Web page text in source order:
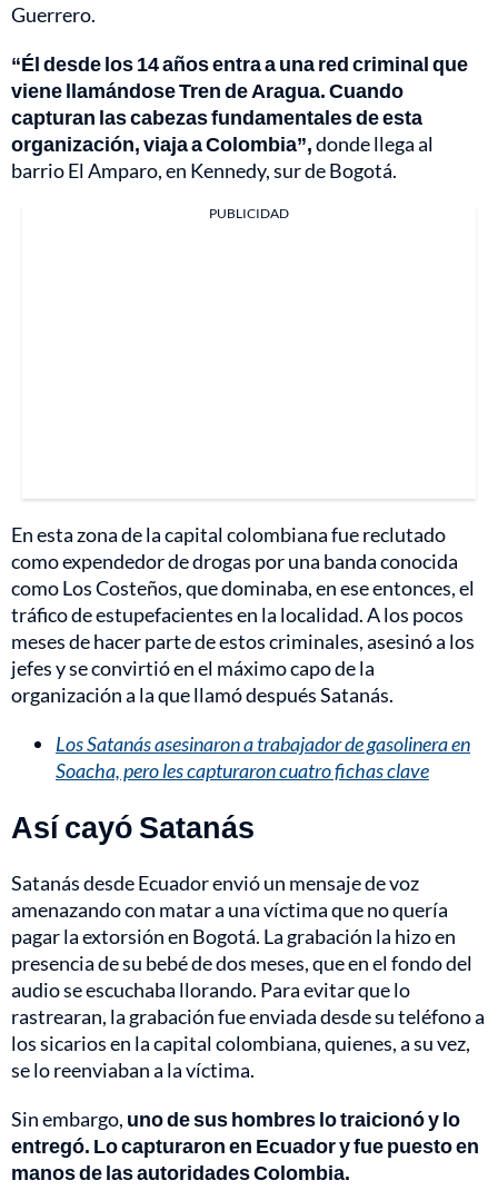
Guerrero.
“Él desde los 14 años entra a una red criminal que
viene llamándose Tren de Aragua. Cuando
capturan las cabezas fundamentales de esta
organización, viaja a Colombia”,donde llega al
barrio El Amparo, en Kennedy, sur de Bogotá.
PUBLICIDAD
En esta zona de la capital colombiana fue reclutado
como expendedor de drogas por una banda conocida
como Los Costeños, que dominaba, en ese entonces, el
tráfico de estupefacientes en la localidad. A los pocos
meses de hacer parte de estos criminales, asesinó a los
jefes y se convirtió en el máximo capo de la
organización a la que llamó después Satanás.
Los Satanás asesinaron a trabajador de gasolinera en
Soacha, pero les capturaron cuatro fichas clave
Así cayó Satanás
Satanás desde Ecuador envió un mensaje de voz
amenazando con matar a una víctima que no quería
pagar la extorsión en Bogotá. La grabación la hizo en
presencia de su bebé de dos meses, que en el fondo del
audio se escuchaba llorando. Para evitar que lo
rastrearan, la grabación fue enviada desde su teléfono a
los sicarios en la capital colombiana, quienes, a su vez,
se lo reenviaban a la víctima.
Sin embargo, uno de sus hombres lo traicionó y lo
entregó. Lo capturaron en Ecuador y fue puesto en
manos de las autoridades Colombia.